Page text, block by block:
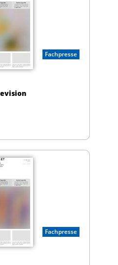
Fachpresse
Fachpresse